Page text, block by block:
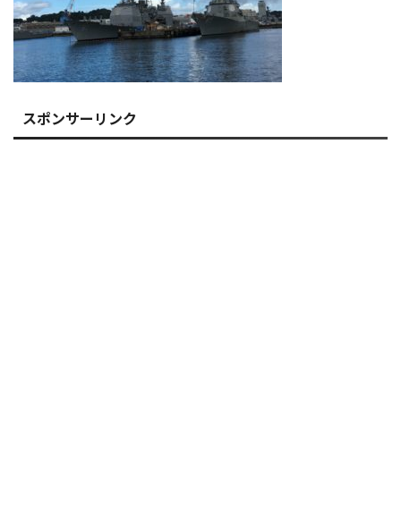
スポンサーリンク